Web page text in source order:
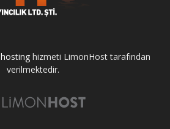
hosting hizmeti LimonHost tarafından
verilmektedir.